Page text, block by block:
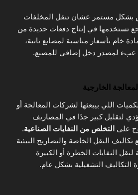
بشكل مستمر عشان تنقل المخلفات
تستخدمها في إنتاج دفعات جديدة من
خام بأسعار مناسبة لمصانع تانية،
عبء لمصدر دخل إضافي للمصنع.
الخارجية
اللي بيبعثها لشركات المعالجة أو
لتقليل كبير جدًا في المصاريف
على التخلص من النفايات الصناعية.
النقل الخاصة والتصاريح البيئية
لنقل النفايات الخطرة أو الكبيرة
التكاليف التشغيلية بشكل عام.